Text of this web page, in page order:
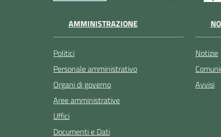
AMMINISTRAZIONE
Politici
Personale amministrativo
Organi di governo
Aree amministrative
Uffici
Documenti e Dati
Notizie
Avvisi